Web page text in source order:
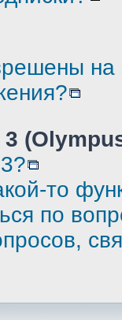
то
по